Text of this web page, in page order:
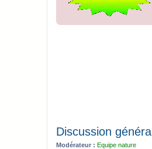
Discussion
Modérateur : Equipe nature